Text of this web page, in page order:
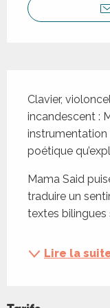
Clavier,
incandescent :
instrumentation
poétique
Mama Said
traduire un
textes bilingues
Lire la